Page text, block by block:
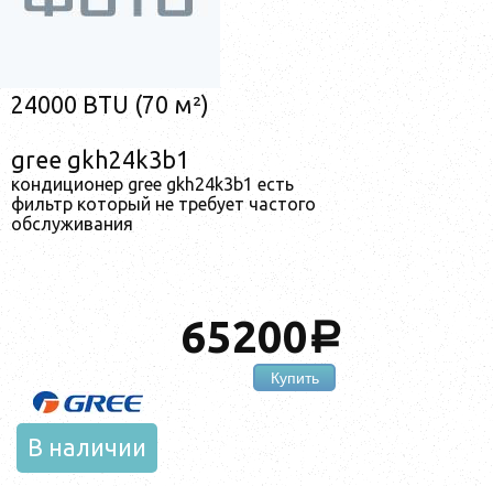
24000 BTU (70 м²)
gree gkh24k3b1
кондиционер gree gkh24k3b1 есть
фильтр который не требует частого
обслуживания
65200a
Купить
В наличии